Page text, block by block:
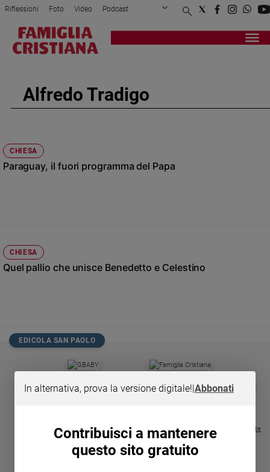
Attualità
Politica
Mondo
e
giustizia
Papa
Chiesa
spiritualità
Devozione
Riflessioni Foto Video Podcast
Privacy Policy Chi siamo
Registrati Redazione
Alfredo Tradigo
CHIESA
Paraguay, il fuori programma del Papa
CHIESA
Quel pallio che unisce Benedetto e Celestino
EDICOLA SAN PAOLO
❮
€ 34,80 € 21,90 37%
FAMIGLIA CRISTIANA
€ 104,00 € 83,00 20%
GBABY
Visualizza tutte le riviste
In alternativa, prova la versione digitale!|Abbonati
Contribuisci a mantenere
questo sito gratuito